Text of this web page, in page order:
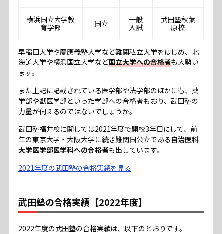
横浜国立大学教
育学部
国立
一般
入試
武田塾秋葉
原校
早稲田大学や慶應義塾大学など難関私立大学をはじめ、北
海道大学や横浜国立大学など国立大学への合格者も大勢い
ます。
また上記に記載されている医学部や法学部のほかにも、薬
学部や獣医学部といった学部への合格者もおり、武田塾の
力量が伺えるのではないでしょうか。
武田塾福井校に関しては2021年度で開校3年目にして、前
年の東京大学・大阪大学に続き難関国公立である 自治医科
大学医学部医学科への合格者も出しています。
2021年度の武田塾の合格実績を見る
武田塾の合格実績【2022年度】
2022年度の武田塾の合格実績は、以下のとおりです。